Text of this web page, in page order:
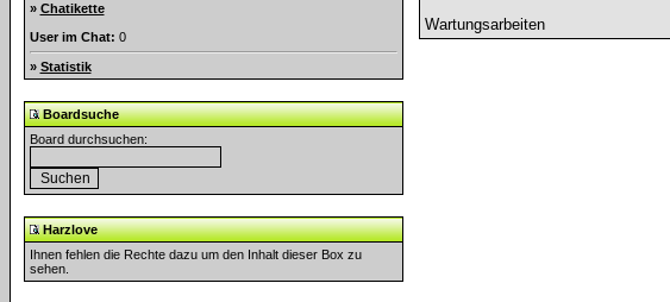
» Chatikette
User im Chat: 0
» Statistik
Boardsuche
Board durchsuchen:
Harzlove
Ihnen fehlen die Rechte dazu um den Inhalt dieser Box zu
sehen.
Wartungsarbeiten